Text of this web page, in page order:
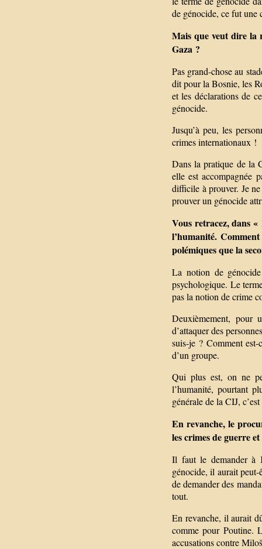
de génocide, ce fut une
Mais que veut dire la
Gaza ?
Pas grand-chose au
dit pour la Bosnie, les
et les déclarations de
génocide.
Jusqu’à peu, les
crimes internationaux !
Dans la pratique de la
elle est accompagnée
difficile à prouver. Je
prouver un génocide
Vous retracez, dans
l’humanité.
polémiques que la
La notion de
psychologique. Le
pas la notion de crime
Deuxièmement, pour
d’attaquer des
suis-je ? Comment
d’un groupe.
Qui plus est, on ne
l’humanité, pourtant
générale de la CIJ,
En revanche, le
les crimes de guerre
Il faut le demander à
génocide, il aurait
de demander des
tout.
En revanche, il aurait
comme pour Poutine.
accusations contre